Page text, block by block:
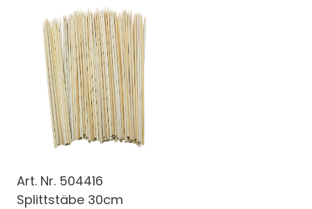
Art. Nr. 504416
Splittstäbe 30cm